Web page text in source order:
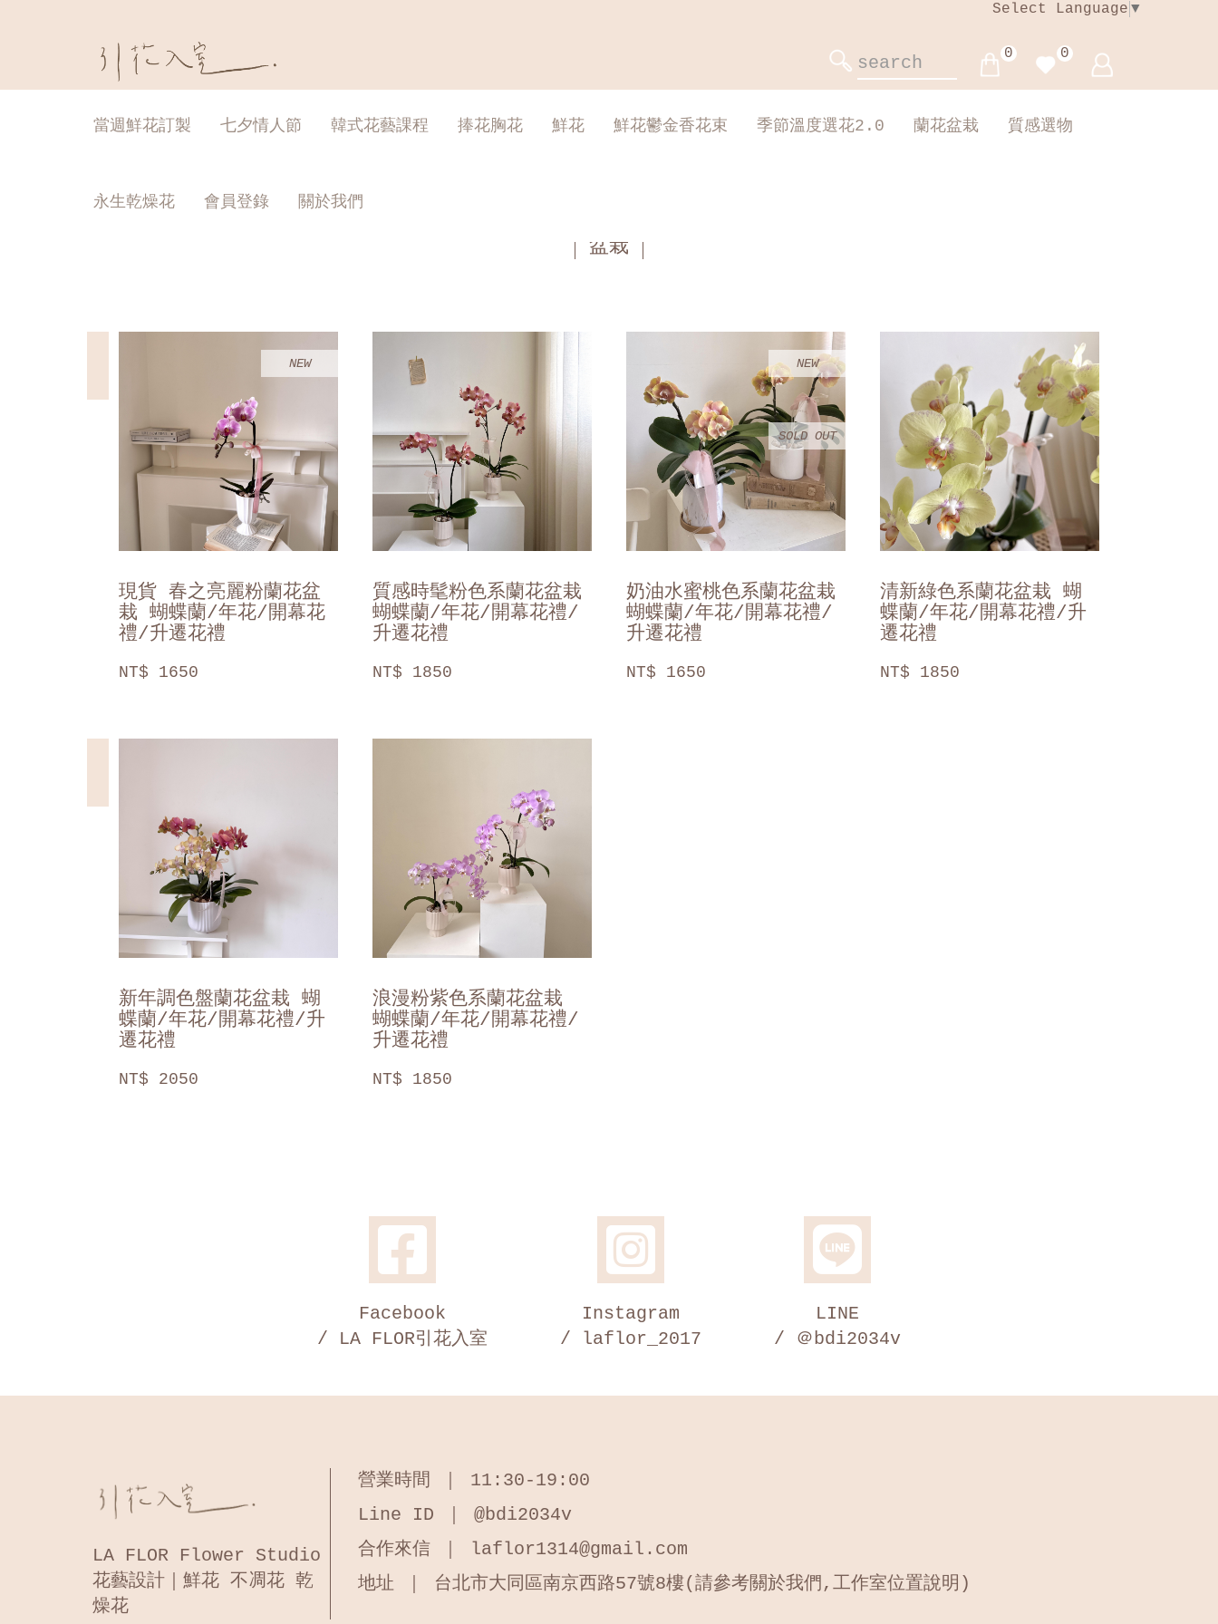
0 0
Select Language ▼
當週鮮花訂製 七夕情人節 韓式花藝課程 捧花胸花 鮮花 鮮花鬱金香花束 季節溫度選花2.0 蘭花盆栽 質感選物
永生乾燥花 會員登錄 關於我們
盆栽
NEW
現貨 春之亮麗粉蘭花盆
栽 蝴蝶蘭/年花/開幕花
禮/升遷花禮
NT$ 1650
質感時髦粉色系蘭花盆栽
蝴蝶蘭/年花/開幕花禮/
升遷花禮
NT$ 1850
NEW
SOLD OUT
奶油水蜜桃色系蘭花盆栽
蝴蝶蘭/年花/開幕花禮/
升遷花禮
NT$ 1650
清新綠色系蘭花盆栽 蝴
蝶蘭/年花/開幕花禮/升
遷花禮
NT$ 1850
新年調色盤蘭花盆栽 蝴
蝶蘭/年花/開幕花禮/升
遷花禮
NT$ 2050
浪漫粉紫色系蘭花盆栽
蝴蝶蘭/年花/開幕花禮/
升遷花禮
NT$ 1850
Facebook
/ LA FLOR引花入室
Instagram
/ laflor_2017
LINE
/ ＠bdi2034v
LA FLOR Flower Studio
花藝設計｜鮮花 不凋花 乾
燥花
營業時間 ｜ 11:30-19:00
Line ID ｜ @bdi2034v
合作來信 ｜ laflor1314@gmail.com
地址 ｜ 台北市大同區南京西路57號8樓(請參考關於我們,工作室位置說明)